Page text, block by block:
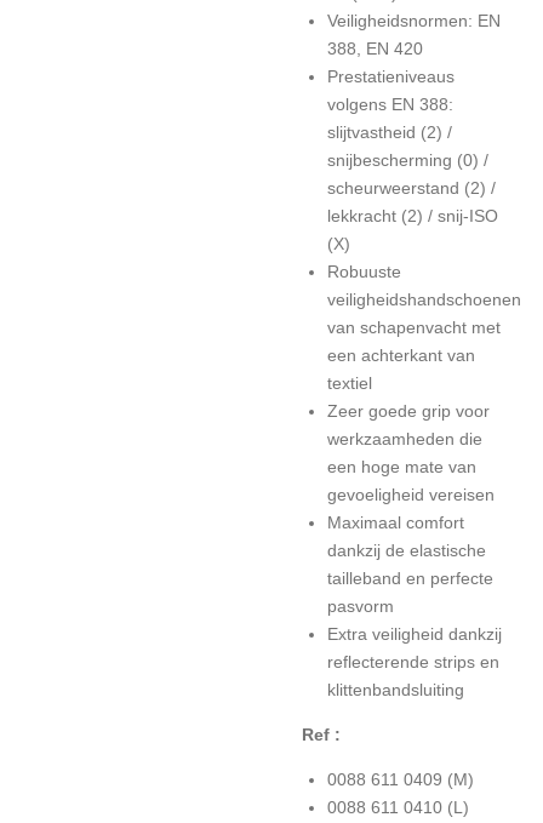
Veiligheidsnormen: EN
388, EN 420
Prestatieniveaus
volgens EN 388:
slijtvastheid (2) /
snijbescherming (0) /
scheurweerstand (2) /
lekkracht (2) / snij-ISO
(X)
Robuuste
veiligheidshandschoenen
van schapenvacht met
een achterkant van
textiel
Zeer goede grip voor
werkzaamheden die
een hoge mate van
gevoeligheid vereisen
Maximaal comfort
dankzij de elastische
tailleband en perfecte
pasvorm
Extra veiligheid dankzij
reflecterende strips en
klittenbandsluiting
Ref :
0088 611 0409 (M)
0088 611 0410 (L)